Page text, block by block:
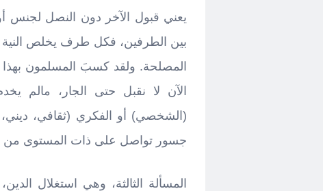
يعني قبول الآخر دون النصل لجنس
بين الطرفين، فكل طرف يخلص النية
المصلحة. ولقد كسبَ المسلمون بهذا
الآن لا نقبل حتى الجار، مالم
(الشخصي) أو الفكري (ثقافي، ديني،
جسور تواصل على ذات المستوى من
المسألة الثالثة، وهي استغلال